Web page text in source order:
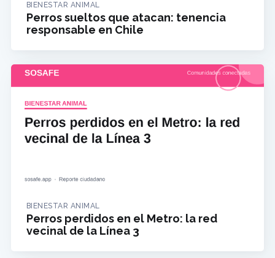
BIENESTAR ANIMAL
Perros sueltos que atacan: tenencia
responsable en Chile
BIENESTAR ANIMAL
Perros perdidos en el Metro: la red
vecinal de la Línea 3